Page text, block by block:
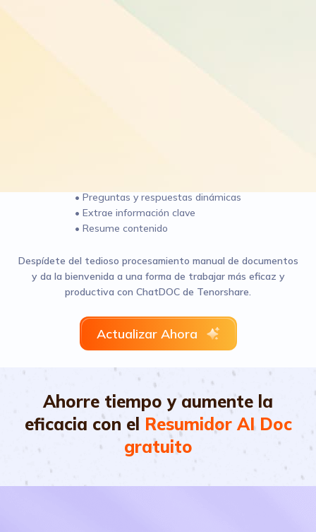
• Preguntas y respuestas dinámicas
• Extrae información clave
• Resume contenido
Despídete del tedioso procesamiento manual de documentos
y da la bienvenida a una forma de trabajar más eficaz y
productiva con ChatDOC de Tenorshare.
Actualizar Ahora
Ahorre tiempo y aumente la
eficacia con el Resumidor AI Doc
gratuito